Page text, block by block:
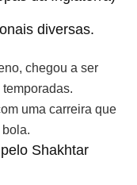
diversas.
chegou a ser
uma carreira que
Shakhtar